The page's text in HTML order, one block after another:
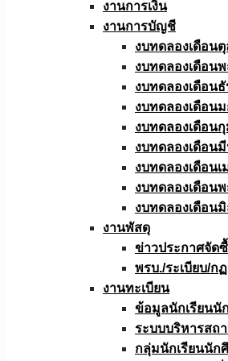
งานการเงิน
งานการบัญชี
งบทดลองเดือน
งบทดลองเดือน
งบทดลองเดือน
งบทดลองเดือน
งบทดลองเดือน
งบทดลองเดือน
งบทดลองเดือน
งบทดลองเดือน
งบทดลองเดือน
งานพัสดุ
ข่าวประกาศจัด
พรบ./ระเบียบ/ก
งานทะเบียน
ข้อมูลนักเรียนนั
ระบบบริหารสถ
กลุ่มนักเรียนนัก